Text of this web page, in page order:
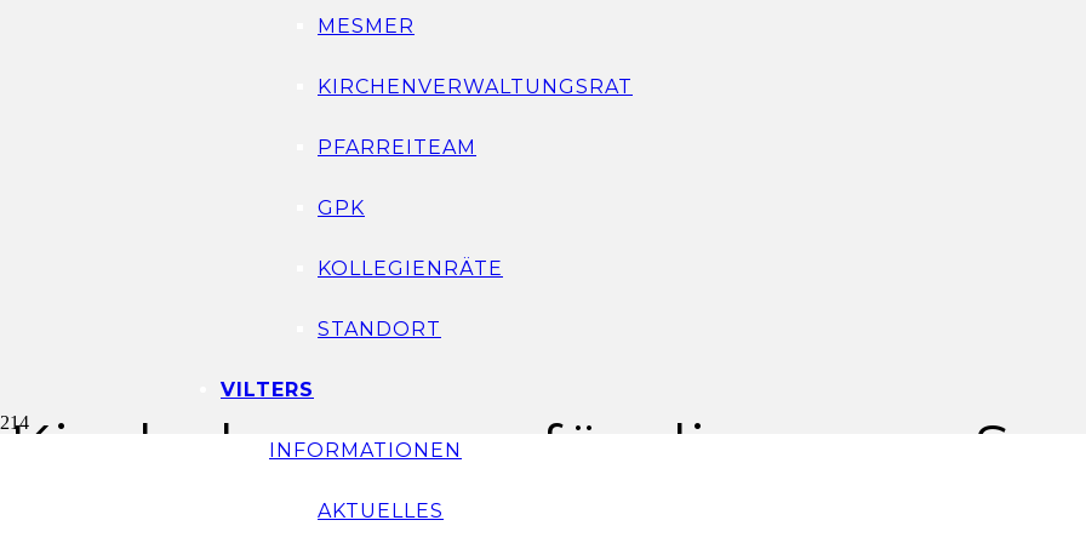
MESMER
KIRCHENVERWALTUNGSRAT
PFARREITEAM
GPK
KOLLEGIENRÄTE
STANDORT
VILTERS
INFORMATIONEN
AKTUELLES
Kinderkreuzweg für die ganze